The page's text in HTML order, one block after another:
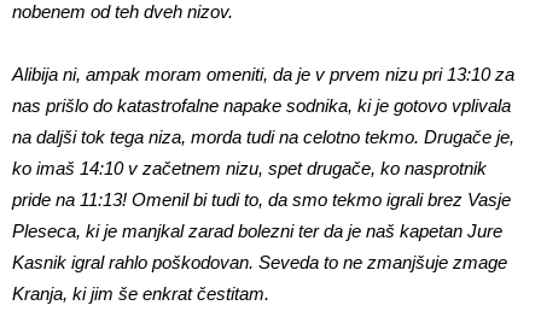
nobenem od teh dveh nizov.
Alibija ni, ampak moram omeniti, da je v prvem nizu pri 13:10 za
nas prišlo do katastrofalne napake sodnika, ki je gotovo vplivala
na daljši tok tega niza, morda tudi na celotno tekmo. Drugače je,
ko imaš 14:10 v začetnem nizu, spet drugače, ko nasprotnik
pride na 11:13! Omenil bi tudi to, da smo tekmo igrali brez Vasje
Pleseca, ki je manjkal zarad bolezni ter da je naš kapetan Jure
Kasnik igral rahlo poškodovan. Seveda to ne zmanjšuje zmage
Kranja, ki jim še enkrat čestitam.